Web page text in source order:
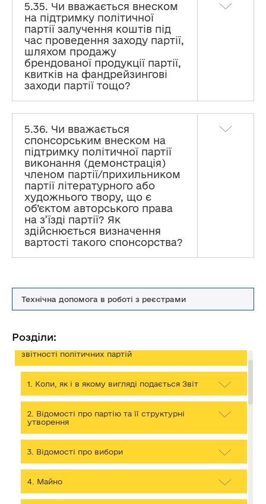
Технічна допомога в роботі з реєстрами
Розділи:
Політичним партіям
окремих положень Закону України «Про політичні
звітності політичних партій
1. Коли, як і в якому вигляді подається Звіт
2. Відомості про партію та її структурні
утворення
3. Відомості про вибори
4. Майно
5.35. Чи вважається внеском
на підтримку політичної
партії залучення коштів під
час проведення заходу партії,
шляхом продажу
брендованої продукції партії,
квитків на фандрейзингові
заходи партії тощо?
5.36. Чи вважається
спонсорським внеском на
підтримку політичної партії
виконання (демонстрація)
членом партії/прихильником
партії літературного або
художнього твору, що є
об’єктом авторського права
на з’їзді партії? Як
здійснюється визначення
вартості такого спонсорства?